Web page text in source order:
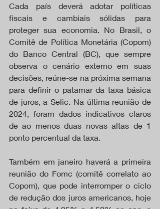
Cada país deverá adotar políticas
fiscais e cambiais sólidas para
proteger sua economia. No Brasil, o
Comitê de Política Monetária (Copom)
do Banco Central (BC), que sempre
observa o cenário externo em suas
decisões, reúne-se na próxima semana
para definir o patamar da taxa básica
de juros, a Selic. Na última reunião de
2024, foram dados indicativos claros
de ao menos duas novas altas de 1
ponto percentual da taxa.
Também em janeiro haverá a primeira
reunião do Fomc (comitê correlato ao
Copom), que pode interromper o ciclo
de redução dos juros americanos, hoje